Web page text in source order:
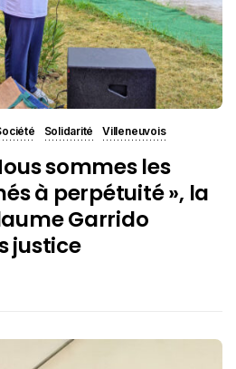
Solidarité Villeneuvois
sommes les
à perpétuité », la
Garrido
justice